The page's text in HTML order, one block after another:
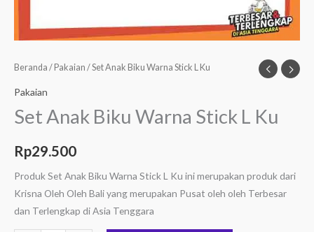
Beranda / Pakaian / Set Anak Biku Warna Stick L Ku
Pakaian
Set Anak Biku Warna Stick L Ku
Rp29.500
Produk Set Anak Biku Warna Stick L Ku ini merupakan produk dari
Krisna Oleh Oleh Bali yang merupakan Pusat oleh oleh Terbesar
dan Terlengkap di Asia Tenggara